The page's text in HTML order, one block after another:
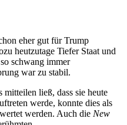
eher gut für Trump
heutzutage Tiefer Staat und
schwang immer
war zu stabil.
mitteilen ließ, dass sie heute
werde, konnte dies als
werden. Auch die New